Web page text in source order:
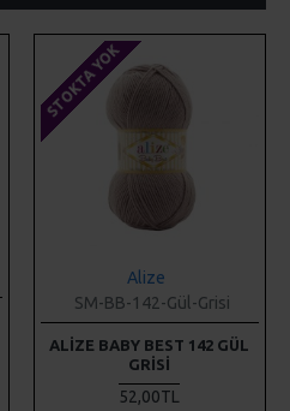
STOKTA YOK
Alize
SM-BB-142-Gül-Grisi
ALIZE BABY BEST 142 GÜL
GRISI
52,00TL